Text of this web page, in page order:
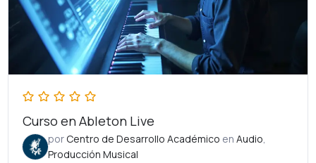
Curso en Ableton Live
por Centro de Desarrollo Académico en Audio,
Producción Musical